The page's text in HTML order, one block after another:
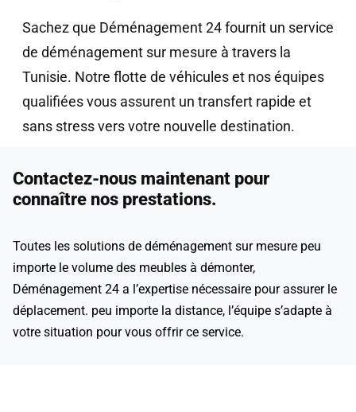
Sachez que Déménagement 24 fournit un service
de déménagement sur mesure à travers la
Tunisie. Notre flotte de véhicules et nos équipes
qualifiées vous assurent un transfert rapide et
sans stress vers votre nouvelle destination.
Contactez-nous maintenant pour
connaître nos prestations.
Toutes les solutions de déménagement sur mesure peu
importe le volume des meubles à démonter,
Déménagement 24 a l’expertise nécessaire pour assurer le
déplacement. peu importe la distance, l’équipe s’adapte à
votre situation pour vous offrir ce service.